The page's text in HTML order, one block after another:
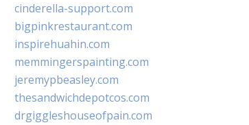
cinderella-support.com
bigpinkrestaurant.com
inspirehuahin.com
memmingerspainting.com
jeremypbeasley.com
thesandwichdepotcos.com
drgiggleshouseofpain.com